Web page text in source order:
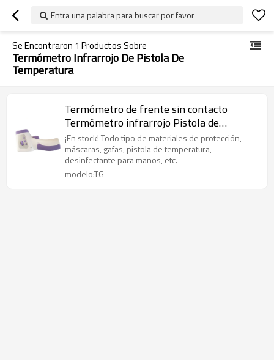
Entra una palabra para buscar por favor
Se Encontraron 1 Productos Sobre
Termómetro Infrarrojo De Pistola De
Temperatura
Termómetro de frente sin contacto
Termómetro infrarrojo Pistola de
temperatura para bebés adultos de mano
¡En stock! Todo tipo de materiales de protección,
máscaras, gafas, pistola de temperatura,
desinfectante para manos, etc.
modelo:TG